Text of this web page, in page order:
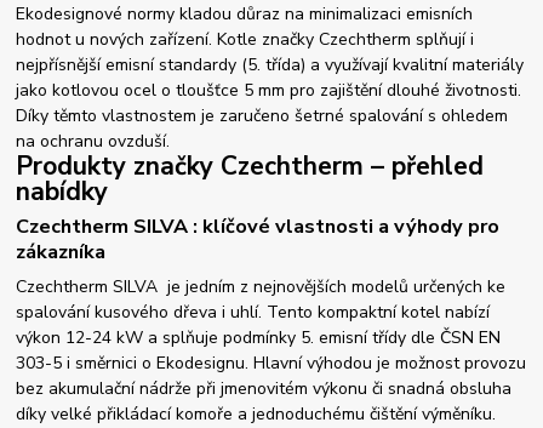
Ekodesignové normy kladou důraz na minimalizaci emisních
hodnot u nových zařízení. Kotle značky Czechtherm splňují i
nejpřísnější emisní standardy (5. třída) a využívají kvalitní materiály
jako kotlovou ocel o tloušťce 5 mm pro zajištění dlouhé životnosti.
Díky těmto vlastnostem je zaručeno šetrné spalování s ohledem
na ochranu ovzduší.
Produkty značky Czechtherm – přehled
nabídky
Czechtherm SILVA : klíčové vlastnosti a výhody pro
zákazníka
Czechtherm SILVA je jedním z nejnovějších modelů určených ke
spalování kusového dřeva i uhlí. Tento kompaktní kotel nabízí
výkon 12-24 kW a splňuje podmínky 5. emisní třídy dle ČSN EN
303-5 i směrnici o Ekodesignu. Hlavní výhodou je možnost provozu
bez akumulační nádrže při jmenovitém výkonu či snadná obsluha
díky velké přikládací komoře a jednoduchému čištění výměníku.